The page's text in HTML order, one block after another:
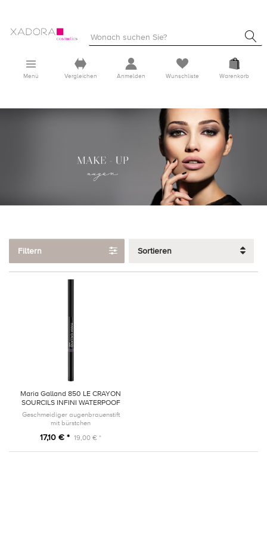
Menü Vergleichen Anmelden Wunschliste Warenkorb
Filtern Sortieren
Maria Galland 850 LE CRAYON
SOURCILS INFINI WATERPOOF
12 Chatain
Geschmeidiger augenbrauenstift
mit bürstchen
17,10 € * 19,00 € *